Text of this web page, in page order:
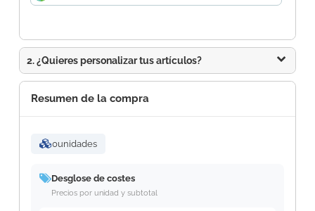
2. ¿Quieres personalizar tus artículos?
Resumen de la compra
0unidades
Desglose de costes
Precios por unidad y subtotal